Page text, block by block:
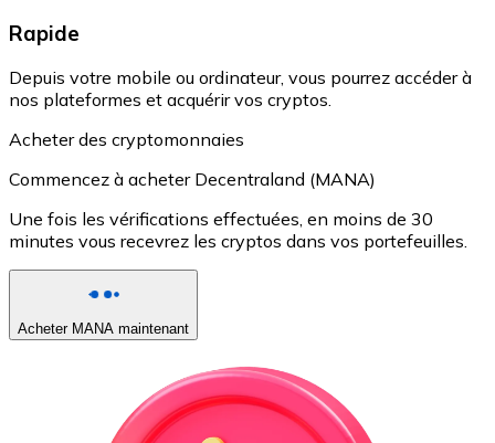
Rapide
Depuis votre mobile ou ordinateur, vous pourrez accéder à
nos plateformes et acquérir vos cryptos.
Acheter des cryptomonnaies
Commencez à acheter Decentraland (MANA)
Une fois les vérifications effectuées, en moins de 30
minutes vous recevrez les cryptos dans vos portefeuilles.
Acheter MANA maintenant